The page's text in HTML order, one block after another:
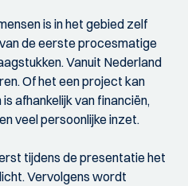
is in het gebied zelf
de eerste procesmatige
Vanuit Nederland
Of het een project kan
afhankelijk van financiën,
veel persoonlijke inzet.
tijdens de presentatie het
Vervolgens wordt